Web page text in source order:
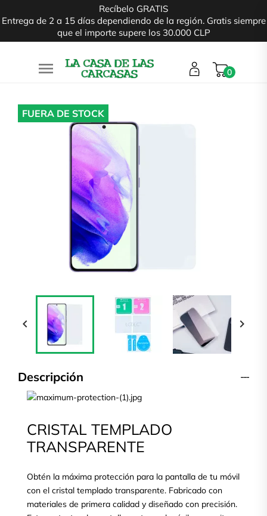
Recíbelo GRATIS
Entrega de 2 a 15 días dependiendo de la región. Gratis siempre
que el importe supere los 30.000 CLP
 0
FUERA DE STOCK
 
Descripción
CRISTAL TEMPLADO
TRANSPARENTE
Obtén la máxima protección para la pantalla de tu móvil
con el cristal templado transparente. Fabricado con
materiales de primera calidad y diseñado con precisión.